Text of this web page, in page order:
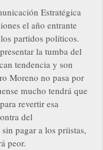
Estratégica
el año entrante
partidos políticos.
la tumba del
tendencia y son
Moreno no pasa por
mucho tendrá que
revertir esa
del
pagar a los priistas,
peor.